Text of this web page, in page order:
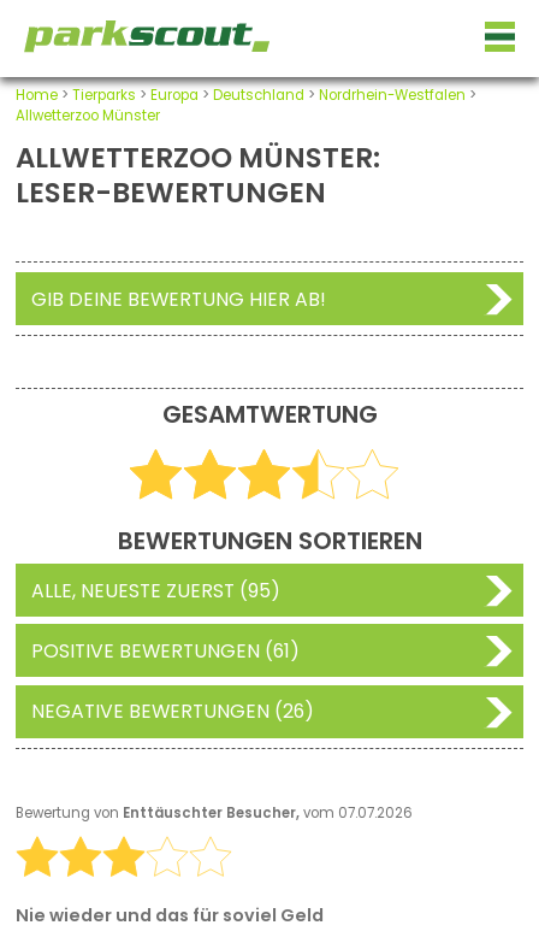
Home> Tierparks > Europa > Deutschland > Nordrhein-Westfalen >
Allwetterzoo Münster
ALLWETTERZOO MÜNSTER:
LESER-BEWERTUNGEN
GIB DEINE BEWERTUNG HIER AB!
GESAMTWERTUNG
BEWERTUNGEN SORTIEREN
ALLE, NEUESTE ZUERST (95)
POSITIVE BEWERTUNGEN (61)
NEGATIVE BEWERTUNGEN (26)
Bewertung von Enttäuschter Besucher,vom 07.07.2026
Nie wieder und das für soviel Geld